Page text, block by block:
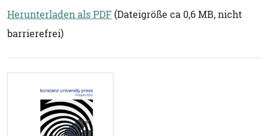
Herunterladen als PDF (Dateigröße ca 0,6 MB, nicht
barrierefrei)